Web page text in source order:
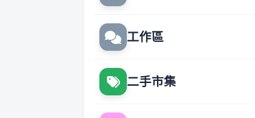
工作區
二手市集